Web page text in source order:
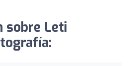
sobre Leti